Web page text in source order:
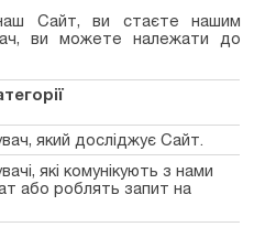
Сайт, ви стаєте нашим
ви можете належати до
який досліджує Сайт.
які комунікують з нами
або роблять запит на